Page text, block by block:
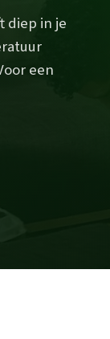
diep in je
een